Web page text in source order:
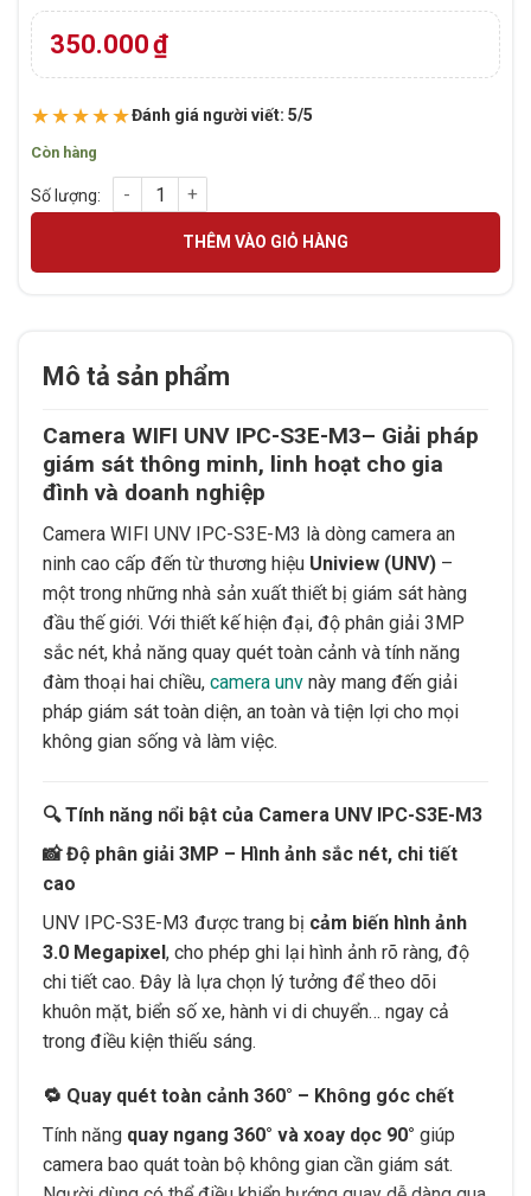
dựa trên
đánh giá
350.000₫
★★★★★Đánh giá người viết: 5/5
Còn hàng
Camera WIFI UNV IPC-S3E-M3 ( 3MP - Quay quét - đàm
THÊM VÀO GIỎ HÀNG
Mô tả sản phẩm
Camera WIFI UNV IPC-S3E-M3– Giải pháp
giám sát thông minh, linh hoạt cho gia
đình và doanh nghiệp
Camera WIFI UNV IPC-S3E-M3 là dòng camera an
ninh cao cấp đến từ thương hiệu Uniview (UNV) –
một trong những nhà sản xuất thiết bị giám sát hàng
đầu thế giới. Với thiết kế hiện đại, độ phân giải 3MP
sắc nét, khả năng quay quét toàn cảnh và tính năng
đàm thoại hai chiều, camera unv này mang đến giải
pháp giám sát toàn diện, an toàn và tiện lợi cho mọi
không gian sống và làm việc.
🔍Tính năng nổi bật của Camera UNV IPC-S3E-M3
📸Độ phân giải 3MP – Hình ảnh sắc nét, chi tiết
cao
UNV IPC-S3E-M3 được trang bị cảm biến hình ảnh
3.0 Megapixel, cho phép ghi lại hình ảnh rõ ràng, độ
chi tiết cao. Đây là lựa chọn lý tưởng để theo dõi
khuôn mặt, biển số xe, hành vi di chuyển… ngay cả
trong điều kiện thiếu sáng.
🔁 Quay quét toàn cảnh 360° – Không góc chết
Tính năng quay ngang 360° và xoay dọc 90° giúp
camera bao quát toàn bộ không gian cần giám sát.